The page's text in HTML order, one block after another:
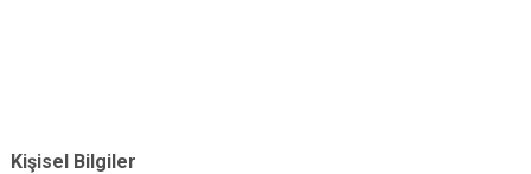
Kişisel Bilgiler